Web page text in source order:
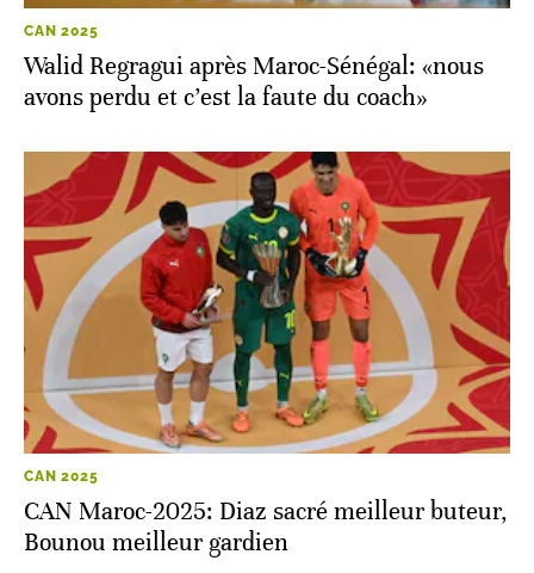
CAN 2025
Walid Regragui après Maroc-Sénégal: «nous
avons perdu et c’est la faute du coach»
CAN 2025
CAN Maroc-2025: Diaz sacré meilleur buteur,
Bounou meilleur gardien